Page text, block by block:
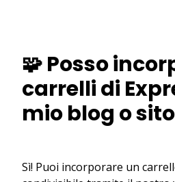
🧩 Posso
carrelli di
mio blog o
Sì! Puoi incorporare un